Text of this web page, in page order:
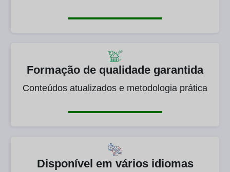
Formação de qualidade garantida
Conteúdos atualizados e metodologia prática
Disponível em vários idiomas